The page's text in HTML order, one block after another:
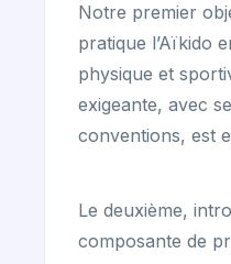
Notre premier
pratique l’Aïkido
physique et
exigeante, avec
conventions, est
Le deuxième,
composante de